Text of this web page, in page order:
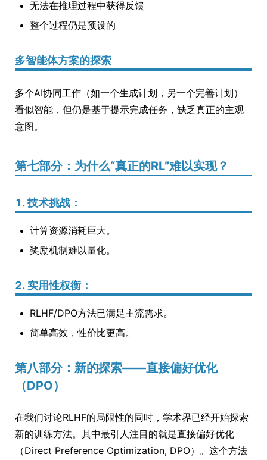
无法在推理过程中获得反馈
整个过程仍是预设的
多智能体方案的探索
多个AI协同工作（如一个生成计划，另一个完善计划）
看似智能，但仍是基于提示完成任务，缺乏真正的主观
意图。
第七部分：为什么“真正的RL”难以实现？
1. 技术挑战：
计算资源消耗巨大。
奖励机制难以量化。
2. 实用性权衡：
RLHF/DPO方法已满足主流需求。
简单高效，性价比更高。
第八部分：新的探索——直接偏好优化
（DPO）
在我们讨论RLHF的局限性的同时，学术界已经开始探索
新的训练方法。其中最引人注目的就是直接偏好优化
（Direct Preference Optimization, DPO）。这个方法